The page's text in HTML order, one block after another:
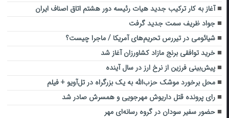
آغاز به کار ترکیب جدید هیات رئیسه دور هشتم اتاق اصناف ایران
جواد ظریف سمت جدید گرفت
شیائومی در تیررس تحریم‌های آمریکا / ماجرا چیست؟
خرید توافقی برنج مازاد کشاورزان آغاز شد
پیش‌بینی فرزین از نرخ ارز در سال آینده
محل برخورد موشک حزب‌الله به یک بزرگراه در تل‌آویو + فیلم
رای پرونده قتل داریوش مهرجویی و همسرش صادر شد
حضور سفیر سودان در گروه رسانه‌ای مهر